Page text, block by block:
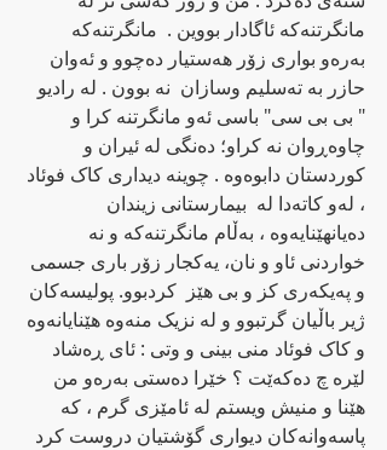
به‌ره‌و بواری زۆر هه‌ستیار ده‌چوو و ئه‌وان
حازر به‌ ته‌سلیم وسازان  نه‌ بوون . له‌ رادیو
" بی بی سی" باسی ئه‌و مانگرتنه‌ کرا و
چاوه‌ڕوان نه‌ کراو؛ ده‌نگی له‌ ئیران و
کوردستان دابوه‌وه‌ . چوینه‌ دیداری کاک فوئاد
، له‌و کاته‌دا له‌  بیمارستانی زیندان
خواردنی ئاو و نان، یه‌کجار زۆر باری جسمی
و په‌یکه‌ری کز و بی هێز  کردبوو. پولیسه‌کان
و کاک فوئاد منی بینی و وتی : ئای ڕه‌شاد
لێره‌ چ ده‌که‌ێت ؟ خێرا ده‌ستی به‌ره‌و من
پاسه‌وانه‌کان دیواری گۆشتیان دروست کرد